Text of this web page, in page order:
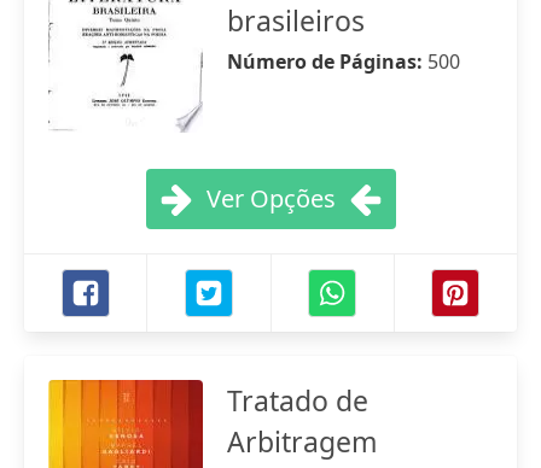
brasileiros
Número de Páginas: 500
Ver Opções
Tratado de
Arbitragem